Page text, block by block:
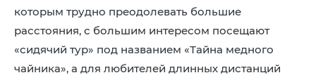
которым трудно преодолевать большие
расстояния, с большим интересом посещают
«сидячий тур» под названием «Тайна медного
чайника», а для любителей длинных дистанций